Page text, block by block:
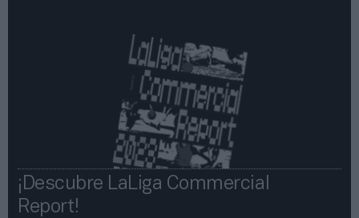
¡Descubre LaLiga Commercial
Report!​​